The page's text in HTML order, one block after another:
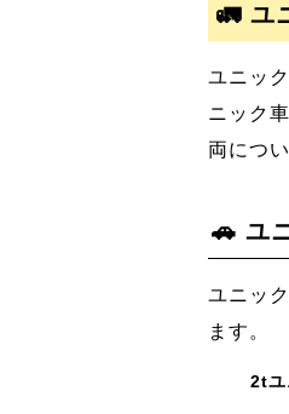
🚛 ユ
ユニッ
ニック
両につ
🚗 ユ
ユニッ
ます。
2tユ